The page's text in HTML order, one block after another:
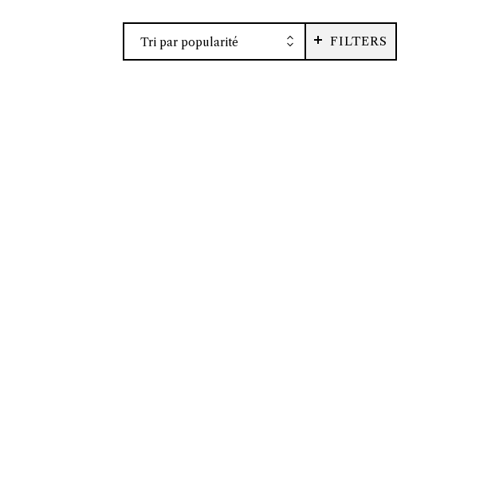
Tri par popularité FILTERS